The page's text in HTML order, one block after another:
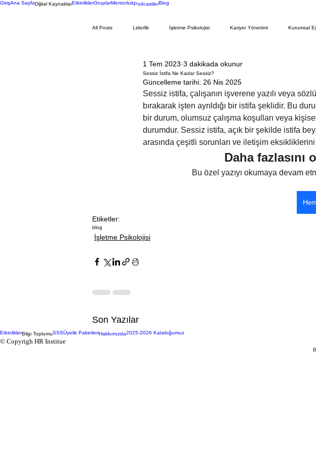
GirişAna SayfaDijital KaynaklarEtkinliklerGruplarMentorlukPodcastlerBlog
All Posts Liderlik İşletme Psikolojisi Kariyer Yönetimi Kurumsal
İnsan Kaynakları Yönetimi Bireysel Psikoloji
Sessiz İstifa Ne Kadar Sessiz?
1 Tem 2023 3 dakikada okunur
Güncelleme tarihi: 26 Nis 2025
Sessiz istifa, çalışanın işverene yazılı veya
bırakarak işten ayrıldığı bir istifa şeklidir. Bu
bir durum, olumsuz çalışma koşulları veya
durumdur. Sessiz istifa, açık bir şekilde istifa
arasında çeşitli sorunları ve iletişim
Daha
Bu özel yazıyı okumaya devam
Etiketler:
blog
İşletme Psikolojisi
Son Yazılar
EtkinliklerBilgi ToplumuSSSÜyelik PaketleriHakkımızda2025-2026 Kataloğumuz
© Copyrigh HR Institue